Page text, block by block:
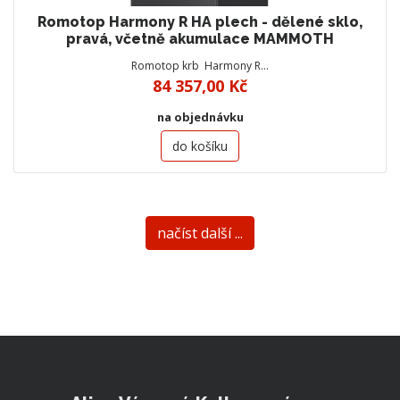
Romotop Harmony R HA plech - dělené sklo,
pravá, včetně akumulace MAMMOTH
Romotop krb Harmony R…
84 357,00 Kč
na objednávku
do košíku
načíst další ...